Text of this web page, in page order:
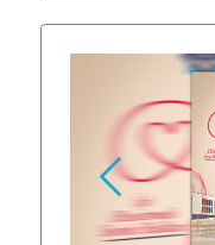
BAŞVURU FORMU
İletişim Önceki